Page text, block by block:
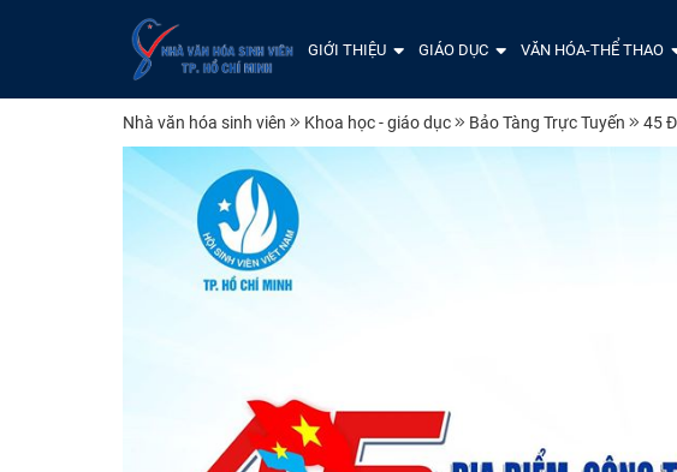
GIỚI THIỆU GIÁO DỤC VĂN HÓA-THỂ THAO
Nhà văn hóa sinh viên Khoa học - giáo dục Bảo Tàng Trực Tuyến 45